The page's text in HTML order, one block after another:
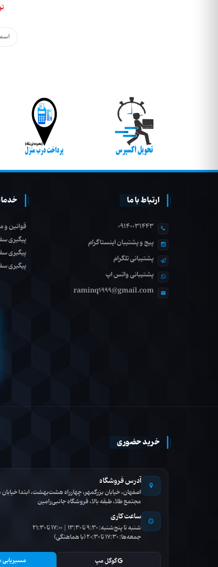
ارتباط با ما
09140031443
پیج و پشتیبان اینستاگرام
پشتیبانی تلگرام
پشتیبانی واتس اپ
raminq1999@gmail.com
قوانین و
پیگیری
پیگیری
پیگیری
خرید حضوری
آدرس فروشگاه
اصفهان، خیابان بزرگمهر، چهارراه هشت‌بهشت، ابتدا
مجتمع طلا، طبقه بالا، فروشگاه جانبی‌رامین
ساعت کاری
شنبه تا پنج‌شنبه: 9:30 تا 13:30 | 17:00 تا 21:30
جمعه‌ها: 17:30 تا 20:30 (با هماهنگی)
گوگل مپ مسیریابی